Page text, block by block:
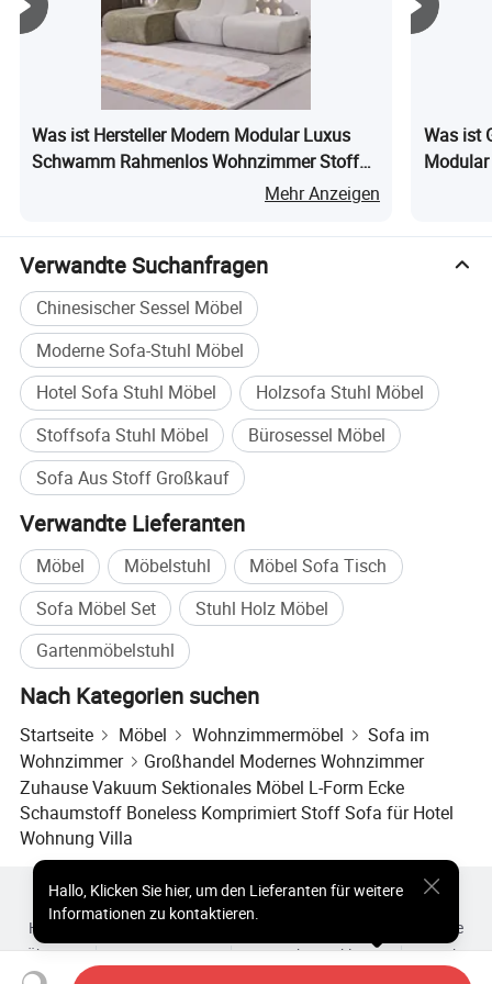
Was ist Hersteller Modern Modular Luxus
Schwamm Rahmenlos Wohnzimmer Stoff
Komprimiertes Sofa Set für Wohnmöbel
Mehr Anzeigen
Was ist
Verwandte Suchanfragen
Chinesischer Sessel Möbel
Moderne Sofa-Stuhl Möbel
Hotel Sofa Stuhl Möbel
Holzsofa Stuhl Möbel
Stoffsofa Stuhl Möbel
Bürosessel Möbel
Sofa Aus Stoff Großkauf
Verwandte Lieferanten
Möbel Möbelstuhl
Möbel Sofa Tisch
Sofa Möbel Set
Stuhl Holz Möbel
Gartenmöbelstuhl
Nach Kategorien suchen
Startseite Möbel Wohnzimmermöbel
Sofa im
Wohnzimmer
Großhandel Modernes Wohnzimmer
Zuhause Vakuum Sektionales Möbel L-Form Ecke
Schaumstoff Boneless Komprimiert Stoff Sofa für Hotel
Wohnung Villa
Hallo, Klicken Sie hier, um den Lieferanten für weitere
Informationen zu kontaktieren.
Heiße Produkte
Heiße Produkte Preis
Heiße Großhandelsprodukte
Einblicke
Über uns
Nutzungsvertrag Datenschutzerklärung
Kontakt